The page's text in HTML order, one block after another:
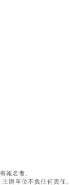
報名者。
辦單位不負任何責任。